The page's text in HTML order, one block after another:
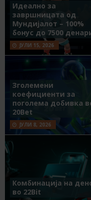
Идеално за
завршницата од
Мундијалот – 100%
бонус до 7500
ЈУЛИ 15, 2026
Зголемени
коефициенти за
поголема добивка
20Bet
ЈУЛИ 8, 2026
Комбинација на
во 22Bit